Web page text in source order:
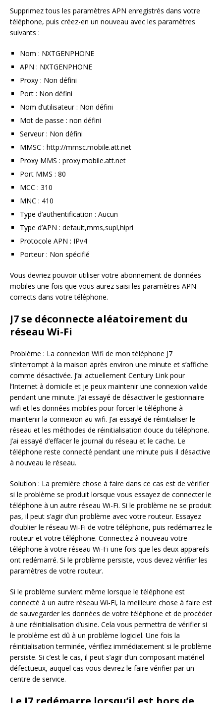
Supprimez tous les paramètres APN enregistrés dans votre
téléphone, puis créez-en un nouveau avec les paramètres
suivants :
Nom : NXTGENPHONE
APN : NXTGENPHONE
Proxy : Non défini
Port : Non défini
Nom d’utilisateur : Non défini
Mot de passe : non défini
Serveur : Non défini
MMSC : http://mmsc.mobile.att.net
Proxy MMS : proxy.mobile.att.net
Port MMS : 80
MCC : 310
MNC : 410
Type d’authentification : Aucun
Type d’APN : default,mms,supl,hipri
Protocole APN : IPv4
Porteur : Non spécifié
Vous devriez pouvoir utiliser votre abonnement de données
mobiles une fois que vous aurez saisi les paramètres APN
corrects dans votre téléphone.
J7 se déconnecte aléatoirement du
réseau Wi-Fi
Problème : La connexion Wifi de mon téléphone J7
s’interrompt à la maison après environ une minute et s’affiche
comme désactivée. J’ai actuellement Century Link pour
l’Internet à domicile et je peux maintenir une connexion valide
pendant une minute. J’ai essayé de désactiver le gestionnaire
wifi et les données mobiles pour forcer le téléphone à
maintenir la connexion au wifi. J’ai essayé de réinitialiser le
réseau et les méthodes de réinitialisation douce du téléphone.
J’ai essayé d’effacer le journal du réseau et le cache. Le
téléphone reste connecté pendant une minute puis il désactive
à nouveau le réseau.
Solution : La première chose à faire dans ce cas est de vérifier
si le problème se produit lorsque vous essayez de connecter le
téléphone à un autre réseau Wi-Fi. Si le problème ne se produit
pas, il peut s’agir d’un problème avec votre routeur. Essayez
d’oublier le réseau Wi-Fi de votre téléphone, puis redémarrez le
routeur et votre téléphone. Connectez à nouveau votre
téléphone à votre réseau Wi-Fi une fois que les deux appareils
ont redémarré. Si le problème persiste, vous devez vérifier les
paramètres de votre routeur.
Si le problème survient même lorsque le téléphone est
connecté à un autre réseau Wi-Fi, la meilleure chose à faire est
de sauvegarder les données de votre téléphone et de procéder
à une réinitialisation d’usine. Cela vous permettra de vérifier si
le problème est dû à un problème logiciel. Une fois la
réinitialisation terminée, vérifiez immédiatement si le problème
persiste. Si c’est le cas, il peut s’agir d’un composant matériel
défectueux, auquel cas vous devrez le faire vérifier par un
centre de service.